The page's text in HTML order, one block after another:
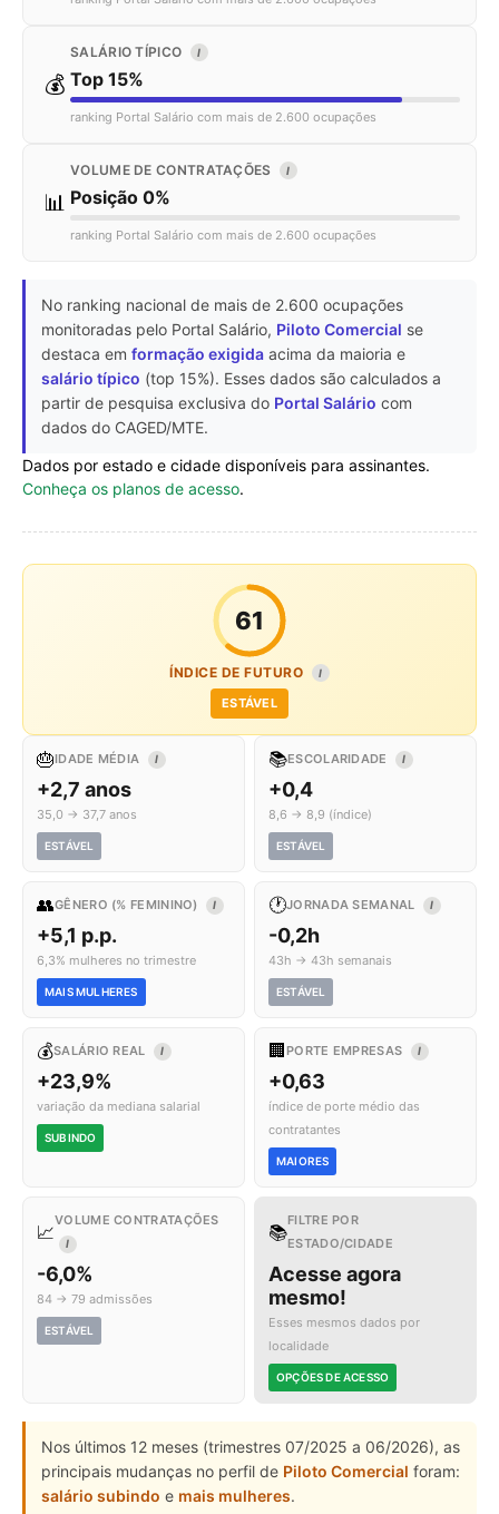
💰
SALÁRIO TÍPICO I
Top 15%
ranking Portal Salário com mais de 2.600 ocupações
📊
VOLUME DE CONTRATAÇÕES I
Posição 0%
ranking Portal Salário com mais de 2.600 ocupações
No ranking nacional de mais de 2.600 ocupações
monitoradas pelo Portal Salário, Piloto Comercial se
destaca em formação exigida acima da maioria e
salário típico (top 15%). Esses dados são calculados a
partir de pesquisa exclusiva do Portal Salário com
dados do CAGED/MTE.
Dados por estado e cidade disponíveis para assinantes.
Conheça os planos de acesso.
61
ÍNDICE DE FUTURO I
ESTÁVEL
🎂IDADE MÉDIA I
+2,7 anos
35,0 → 37,7 anos
ESTÁVEL
📚ESCOLARIDADE I
+0,4
8,6 → 8,9 (índice)
ESTÁVEL
👥GÊNERO (% FEMININO) I
+5,1 p.p.
6,3% mulheres no trimestre
MAIS MULHERES
🕐JORNADA SEMANAL I
-0,2h
43h → 43h semanais
ESTÁVEL
💰SALÁRIO REAL I
+23,9%
variação da mediana salarial
SUBINDO
🏢 PORTE EMPRESAS I
+0,63
índice de porte médio das
contratantes
MAIORES
📈
VOLUME CONTRATAÇÕES
I
-6,0%
84 → 79 admissões
ESTÁVEL
📚
FILTRE POR
ESTADO/CIDADE
Acesse agora
mesmo!
Esses mesmos dados por
localidade
OPÇÕES DE ACESSO
Nos últimos 12 meses (trimestres 07/2025 a 06/2026), as
principais mudanças no perfil de Piloto Comercial foram:
salário subindo e mais mulheres.